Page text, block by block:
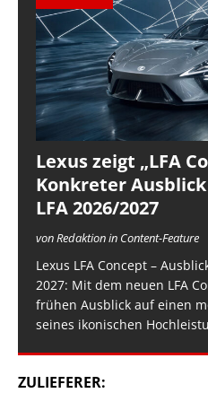
Lexus zeigt „LFA
Konkreter
LFA 2026/2027
von Redaktion in Content-Feature
Lexus LFA Concept –
2027: Mit dem neuen LFA
frühen Ausblick auf einen
seines ikonischen
ZULIEFERER: